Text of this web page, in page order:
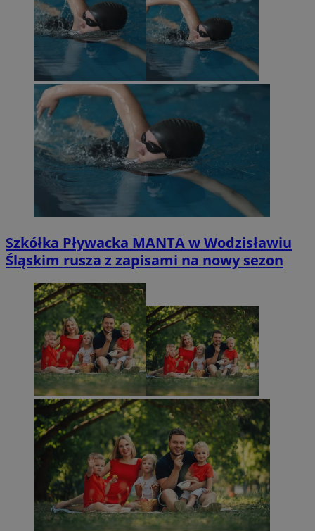
Szkółka Pływacka MANTA w Wodzisławiu
Śląskim rusza z zapisami na nowy sezon